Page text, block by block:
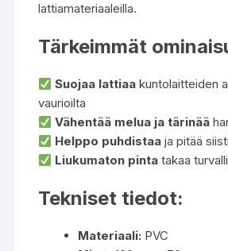
lattiamateriaaleilla.
Tärkeimmät
Suojaa lattiaa kuntolaitteiden
vaurioilta
Vähentää melua ja tärinää
Helppo puhdistaa ja pitää
Liukumaton pinta takaa
Tekniset tiedot:
Materiaali: PVC